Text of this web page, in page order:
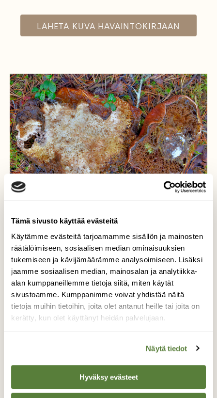
Tämä sivusto käyttää evästeitä
Käytämme evästeitä tarjoamamme sisällön ja mainosten
räätälöimiseen, sosiaalisen median ominaisuuksien
tukemiseen ja kävijämäärämme analysoimiseen. Lisäksi
jaamme sosiaalisen median, mainosalan ja analytiikka-
alan kumppaneillemme tietoja siitä, miten käytät
sivustoamme. Kumppanimme voivat yhdistää näitä
tietoja muihin tietoihin, joita olet antanut heille tai joita on
kerätty, kun olet käyttänyt heidän palvelujaan.
Näytä tiedot
Hyväksy evästeet
LÄHETÄ KUVA HAVAINTOKIRJAAN
Pikainen tuho
Tarkistin viime viikolla erään "varman"
herkkutattipaikan, mutta silloin ei vielä ollut
herkkuja. Tällä viikolla paikalle oli jo kasvanut
Vain muutamassa päivässä tuho oli tullut.
Valokuvaaja: Reijo Juurinen, Nuuksion
kansallispuisto Syyskuu